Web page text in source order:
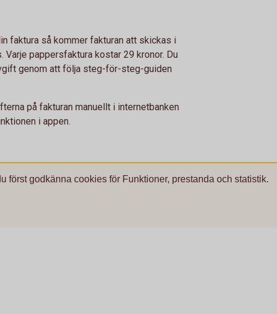
faktura så kommer fakturan att skickas i
pappersfaktura kostar 29 kronor. Du
genom att följa steg-för-steg-guiden
på fakturan manuellt i internetbanken
i appen.
först godkänna cookies för Funktioner, prestanda och statistik.